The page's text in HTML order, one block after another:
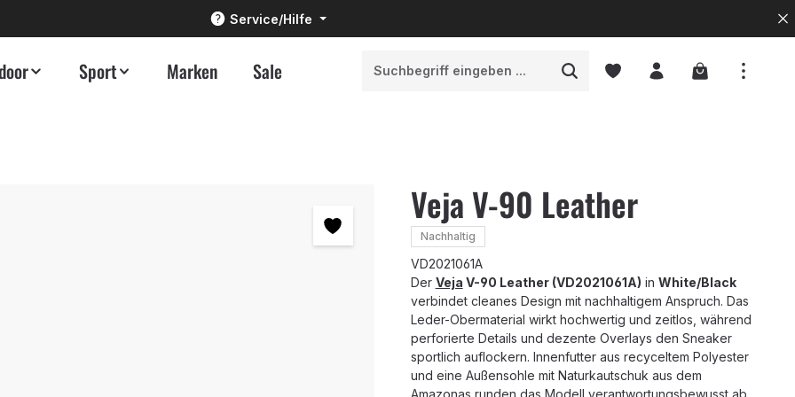
Service/Hilfe
Sport Marken Sale Warenkorb
Veja V-90 Leather
Nachhaltig
VD2021061A
Der Veja V-90 Leather (VD2021061A) in White/Black
verbindet cleanes Design mit nachhaltigem Anspruch. Das
Leder-Obermaterial wirkt hochwertig und zeitlos, während
perforierte Details und dezente Overlays den Sneaker
sportlich auflockern. Innenfutter aus recyceltem Polyester
und eine Außensohle mit Naturkautschuk aus dem
Amazonas runden das Modell verantwortungsbewusst ab.